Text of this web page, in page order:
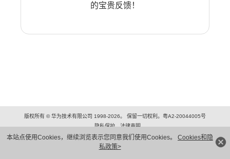
本站点使用Cookies，继续浏览表示您同意我们使用Cookies。 Cookies和隐
私政策>
的宝贵反馈！
版权所有 © 华为技术有限公司 1998-2026。 保留一切权利。粤A2-20044005号
隐私保护
法律声明